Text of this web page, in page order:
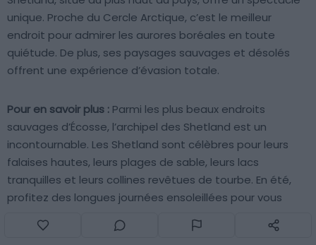
unique. Proche du Cercle Arctique, c’est le meilleur
endroit pour admirer les aurores boréales en toute
quiétude. De plus, ses paysages sauvages et désolés
offrent une expérience d’évasion totale.
Pour en savoir plus : Parmi les plus beaux endroits
sauvages d’Écosse, l’archipel des Shetland est un
incontournable. Les Shetland sont célèbres pour leurs
falaises hautes, leurs plages de sable, leurs lacs
tranquilles et leurs collines revêtues de tourbe. En été,
profitez des longues journées ensoleillées pour vous
aurores boréales
. Rejoignez les Shetland facilement en